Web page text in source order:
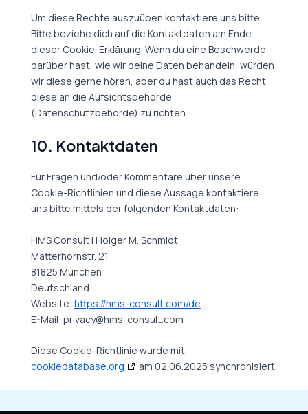
Um diese Rechte auszuüben kontaktiere uns bitte.
Bitte beziehe dich auf die Kontaktdaten am Ende
dieser Cookie-Erklärung. Wenn du eine Beschwerde
darüber hast, wie wir deine Daten behandeln, würden
wir diese gerne hören, aber du hast auch das Recht
diese an die Aufsichtsbehörde
(Datenschutzbehörde) zu richten.
10. Kontaktdaten
Für Fragen und/oder Kommentare über unsere
Cookie-Richtlinien und diese Aussage kontaktiere
uns bitte mittels der folgenden Kontaktdaten:
HMS Consult | Holger M. Schmidt
Matterhornstr. 21
81825 München
Deutschland
Website: https://hms-consult.com/de
E-Mail: privacy@hms-consult.com
Diese Cookie-Richtlinie wurde mit
cookiedatabase.org
am 02.06.2025 synchronisiert.